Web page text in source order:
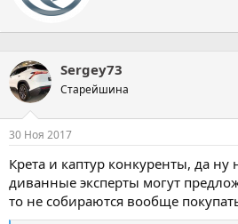
Sergey73
Старейшина
30 Ноя 2017
Крета и каптур конкуренты, да ну
диванные эксперты могут
то не собираются вообще